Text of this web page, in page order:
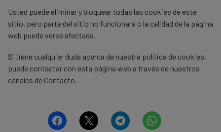
Usted puede eliminar y bloquear todas las cookies de este
sitio, pero parte del sitio no funcionará o la calidad de la página
web puede verse afectada.
Si tiene cualquier duda acerca de nuestra política de cookies,
puede contactar con esta página web a través de nuestros
canales de Contacto.